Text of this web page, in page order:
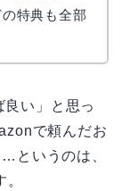
特典も全部
良い」と思っ
で頼んだお
というのは、